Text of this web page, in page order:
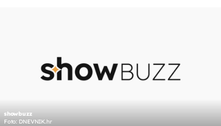
showbuzz
Foto: DNEVNIK.hr
OMOGUĆI OBAVIJESTI